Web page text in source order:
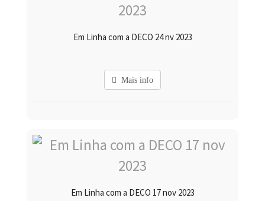
Em Linha com a DECO 24 nv 2023
Mais info
Em Linha com a DECO 17 nov 2023